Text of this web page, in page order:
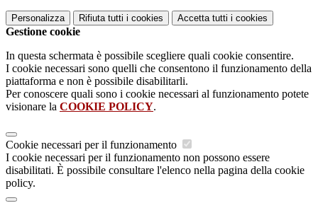
Personalizza Rifiuta tutti i cookies Accetta tutti i cookies
Gestione cookie
In questa schermata è possibile scegliere quali cookie consentire.
I cookie necessari sono quelli che consentono il funzionamento della
piattaforma e non è possibile disabilitarli.
Per conoscere quali sono i cookie necessari al funzionamento potete
visionare la COOKIE POLICY.
Cookie necessari per il funzionamento
I cookie necessari per il funzionamento non possono essere
disabilitati. È possibile consultare l'elenco nella pagina della cookie
policy.